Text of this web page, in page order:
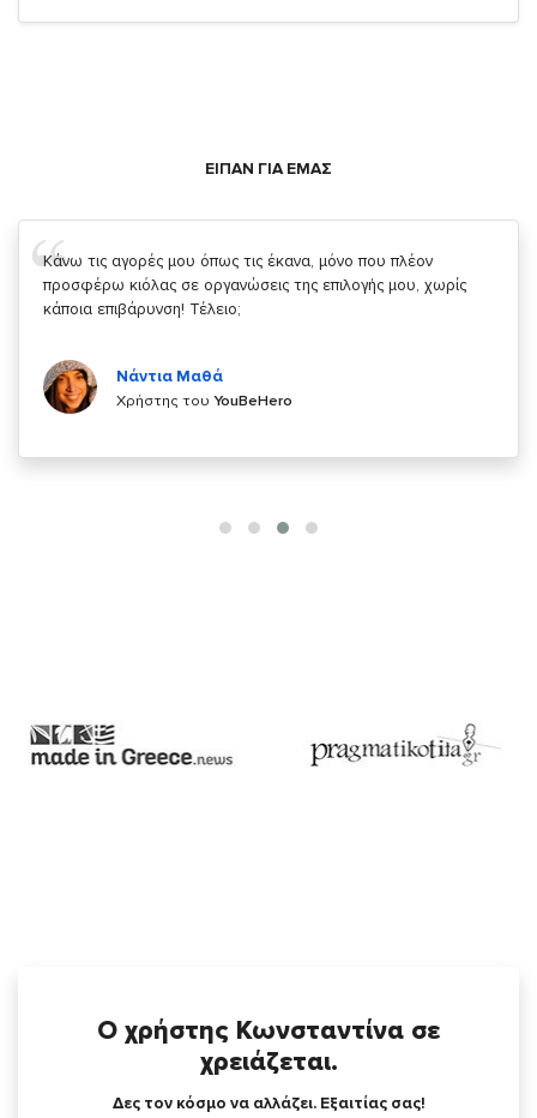
ΕΙΠΑΝ ΓΙΑ ΕΜΑΣ
Σας ευχαριστώ που μας δίνετε την δυνατότητα να κάνουμε
κάτι!
Χρήστης τουYouBeHero
Ο χρήστης Κωνσταντίνα σε
χρειάζεται.
Δες τον κόσμο να αλλάζει. Εξαιτίας σας!